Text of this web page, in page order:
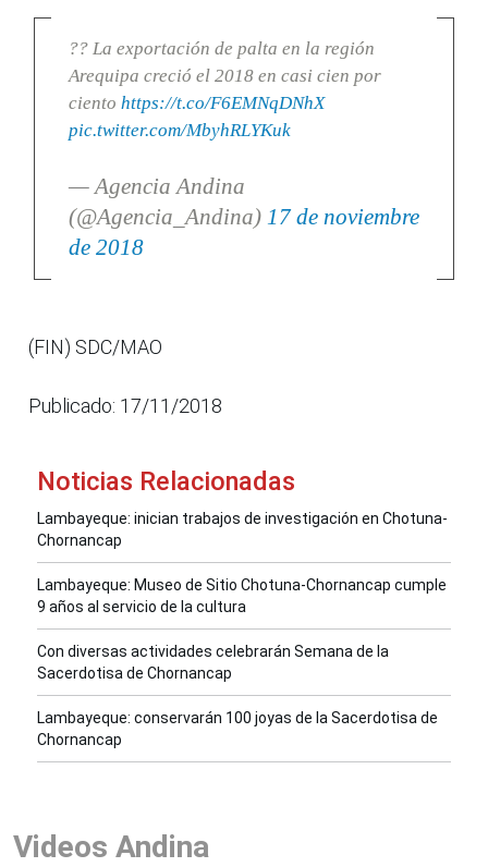
?? La exportación de palta en la región
Arequipa creció el 2018 en casi cien por
ciento https://t.co/F6EMNqDNhX
pic.twitter.com/MbyhRLYKuk
— Agencia Andina
(@Agencia_Andina) 17 de noviembre
de 2018
(FIN) SDC/MAO
Publicado: 17/11/2018
Noticias Relacionadas
Lambayeque: inician trabajos de investigación en Chotuna-
Chornancap
Lambayeque: Museo de Sitio Chotuna-Chornancap cumple
9 años al servicio de la cultura
Con diversas actividades celebrarán Semana de la
Sacerdotisa de Chornancap
Lambayeque: conservarán 100 joyas de la Sacerdotisa de
Chornancap
Videos Andina